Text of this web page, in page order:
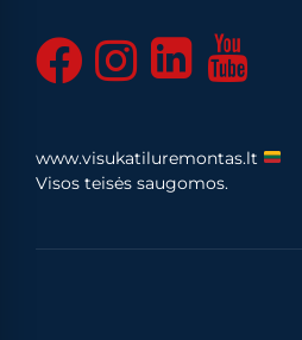
www.visukatiluremontas.lt
Visos teisės saugomos.